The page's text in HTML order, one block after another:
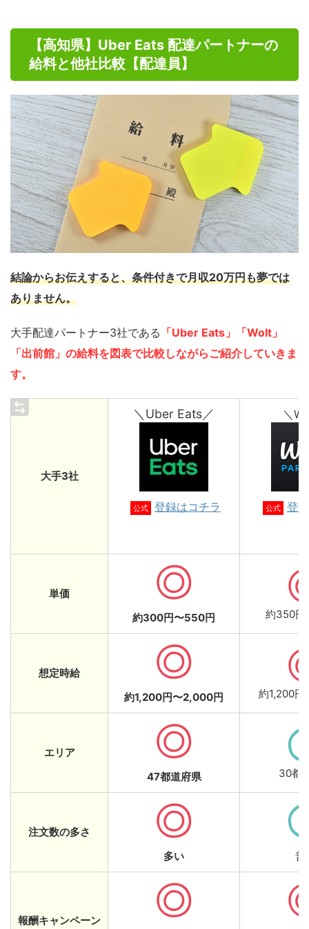
【高知県】Uber Eats 配達パートナーの
給料と他社比較【配達員】
結論からお伝えすると、条件付きで月収20万円も夢では
ありません。
大手配達パートナー3社である 「Uber Eats」「Wolt」
「出前館」の給料を図表で比較しながらご紹介していきま
す。
大手3社
＼Uber Eats／
公式 登録はコチラ
＼
公式 登
単価
約300円〜550円
約350円
想定時給
約1,200円〜2,000円
約1,200円
エリア
47都道府県
30都
注文数の多さ
多い
普
報酬キャンペーン